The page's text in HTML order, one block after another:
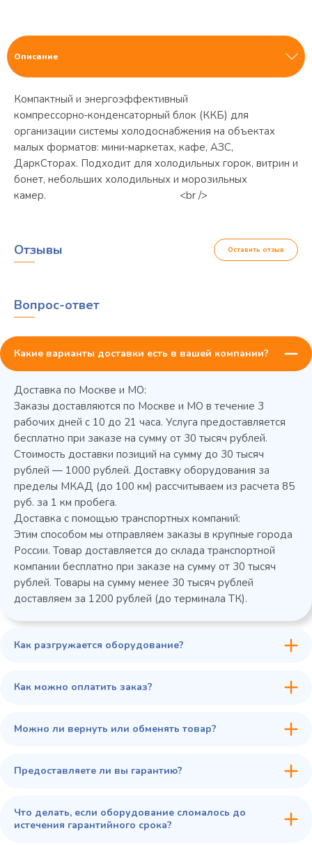
Описание
Компактный и энергоэффективный
компрессорно‑конденсаторный блок (ККБ) для
организации системы холодоснабжения на объектах
малых форматов: мини‑маркетах, кафе, АЗС,
ДаркСторах. Подходит для холодильных горок, витрин и
бонет, небольших холодильных и морозильных
камер. <br />
Колода разрубочная КР-5/5
45 900 ₽
Отзывы Оставить отзыв
Вопрос-ответ
Какие варианты доставки есть в вашей компании?
Доставка по Москве и МО:
Заказы доставляются по Москве и МО в течение 3
рабочих дней с 10 до 21 часа. Услуга предоставляется
бесплатно при заказе на сумму от 30 тысяч рублей.
Стоимость доставки позиций на сумму до 30 тысяч
рублей — 1000 рублей. Доставку оборудования за
пределы МКАД (до 100 км) рассчитываем из расчета 85
руб. за 1 км пробега.
Доставка с помощью транспортных компаний:
Этим способом мы отправляем заказы в крупные города
России. Товар доставляется до склада транспортной
компании бесплатно при заказе на сумму от 30 тысяч
рублей. Товары на сумму менее 30 тысяч рублей
доставляем за 1200 рублей (до терминала ТК).
Как разгружается оборудование?
Как можно оплатить заказ?
Можно ли вернуть или обменять товар?
Предоставляете ли вы гарантию?
Что делать, если оборудование сломалось до
истечения гарантийного срока?